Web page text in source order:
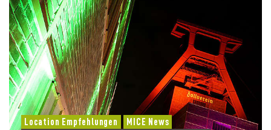
Location Empfehlungen MICE News